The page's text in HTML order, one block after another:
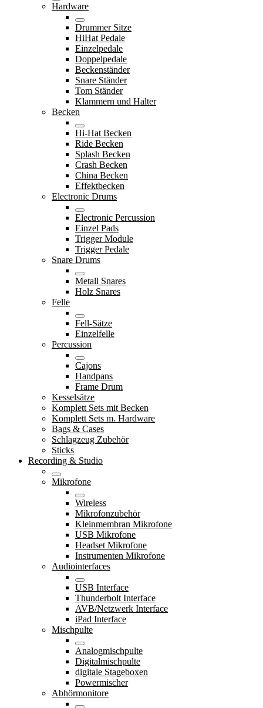
Hardware
Drummer Sitze
HiHat Pedale
Einzelpedale
Doppelpedale
Beckenständer
Snare Ständer
Tom Ständer
Klammern und Halter
Becken
Hi-Hat Becken
Ride Becken
Splash Becken
Crash Becken
China Becken
Effektbecken
Electronic Drums
Electronic Percussion
Einzel Pads
Trigger Module
Trigger Pedale
Snare Drums
Metall Snares
Holz Snares
Felle
Fell-Sätze
Einzelfelle
Percussion
Cajons
Handpans
Frame Drum
Kesselsätze
Komplett Sets mit Becken
Komplett Sets m. Hardware
Bags & Cases
Schlagzeug Zubehör
Sticks
Recording & Studio
Mikrofone
Wireless
Mikrofonzubehör
Kleinmembran Mikrofone
USB Mikrofone
Headset Mikrofone
Instrumenten Mikrofone
Audiointerfaces
USB Interface
Thunderbolt Interface
AVB/Netzwerk Interface
iPad Interface
Mischpulte
Analogmischpulte
Digitalmischpulte
digitale Stageboxen
Powermischer
Abhörmonitore